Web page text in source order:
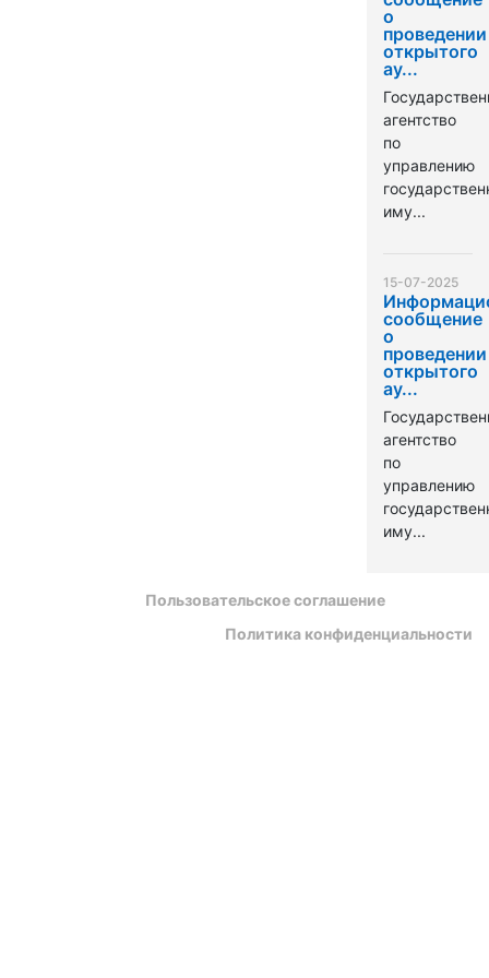
о
проведении
открытого
ау...
агентство
по
управлению
иму...
15-07-2025
сообщение
о
проведении
открытого
ау...
агентство
по
управлению
иму...
Пользовательское соглашение
Политика конфиденциальности